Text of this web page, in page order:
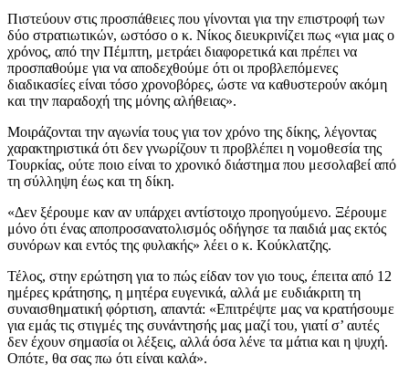
Πιστεύουν στις προσπάθειες που γίνονται για την επιστροφή των
δύο στρατιωτικών, ωστόσο ο κ. Νίκος διευκρινίζει πως «για μας ο
χρόνος, από την Πέμπτη, μετράει διαφορετικά και πρέπει να
προσπαθούμε για να αποδεχθούμε ότι οι προβλεπόμενες
διαδικασίες είναι τόσο χρονοβόρες, ώστε να καθυστερούν ακόμη
και την παραδοχή της μόνης αλήθειας».
Μοιράζονται την αγωνία τους για τον χρόνο της δίκης, λέγοντας
χαρακτηριστικά ότι δεν γνωρίζουν τι προβλέπει η νομοθεσία της
Τουρκίας, ούτε ποιο είναι το χρονικό διάστημα που μεσολαβεί από
τη σύλληψη έως και τη δίκη.
«Δεν ξέρουμε καν αν υπάρχει αντίστοιχο προηγούμενο. Ξέρουμε
μόνο ότι ένας αποπροσανατολισμός οδήγησε τα παιδιά μας εκτός
συνόρων και εντός της φυλακής» λέει ο κ. Κούκλατζης.
Τέλος, στην ερώτηση για το πώς είδαν τον γιο τους, έπειτα από 12
ημέρες κράτησης, η μητέρα ευγενικά, αλλά με ευδιάκριτη τη
συναισθηματική φόρτιση, απαντά: «Επιτρέψτε μας να κρατήσουμε
για εμάς τις στιγμές της συνάντησής μας μαζί του, γιατί σ’ αυτές
δεν έχουν σημασία οι λέξεις, αλλά όσα λένε τα μάτια και η ψυχή.
Οπότε, θα σας πω ότι είναι καλά».